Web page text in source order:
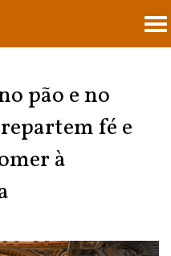
pão e no
fé e
à